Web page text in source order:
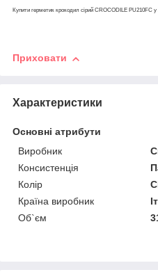
Купити герметик крокодил сірий CROCODILE PU210FC
Приховати
Характеристики
Основні атрибути
Виробник
Консистенція
Колір
Країна виробник
Об`єм